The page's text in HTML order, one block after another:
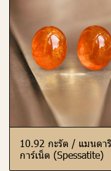
10.92 กะรัต / แมนดา
การ์เน็ต (Spessatite)